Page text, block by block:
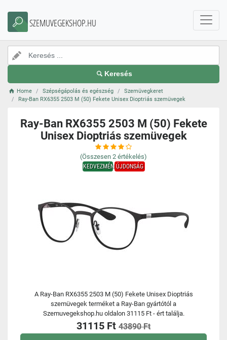
SZEMUVEGEKSHOP.HU
Keresés
Home Szépségápolás és egészség
Szemüvegkeret
Ray-Ban RX6355 2503 M (50) Fekete Unisex Dioptriás szemüvegek
Ray-Ban RX6355 2503 M (50) Fekete
Unisex Dioptriás szemüvegek
(Összesen 2 értékelés)
KEDVEZMÉNYÚJDONSÁG
A Ray-Ban RX6355 2503 M (50) Fekete Unisex Dioptriás
szemüvegek terméket a Ray-Ban gyártótól a
Szemuvegekshop.hu oldalon 31115 Ft - ért találja.
31115 Ft 43890 Ft